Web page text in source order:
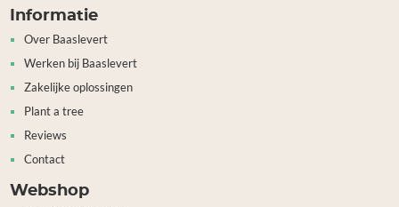
Informatie
Over Baaslevert
Werken bij Baaslevert
Zakelijke oplossingen
Plant a tree
Reviews
Contact
Webshop